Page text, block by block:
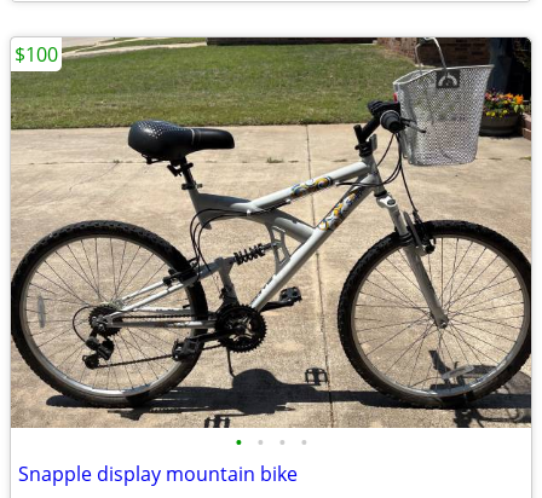
• • • •
Snapple display mountain bike
$100